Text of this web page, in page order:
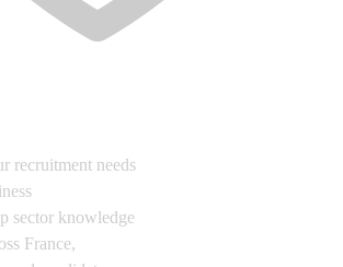
recruitment needs
sector knowledge
France,